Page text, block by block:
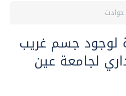
حوادث
لوجود جسم غريب
لجامعة عين